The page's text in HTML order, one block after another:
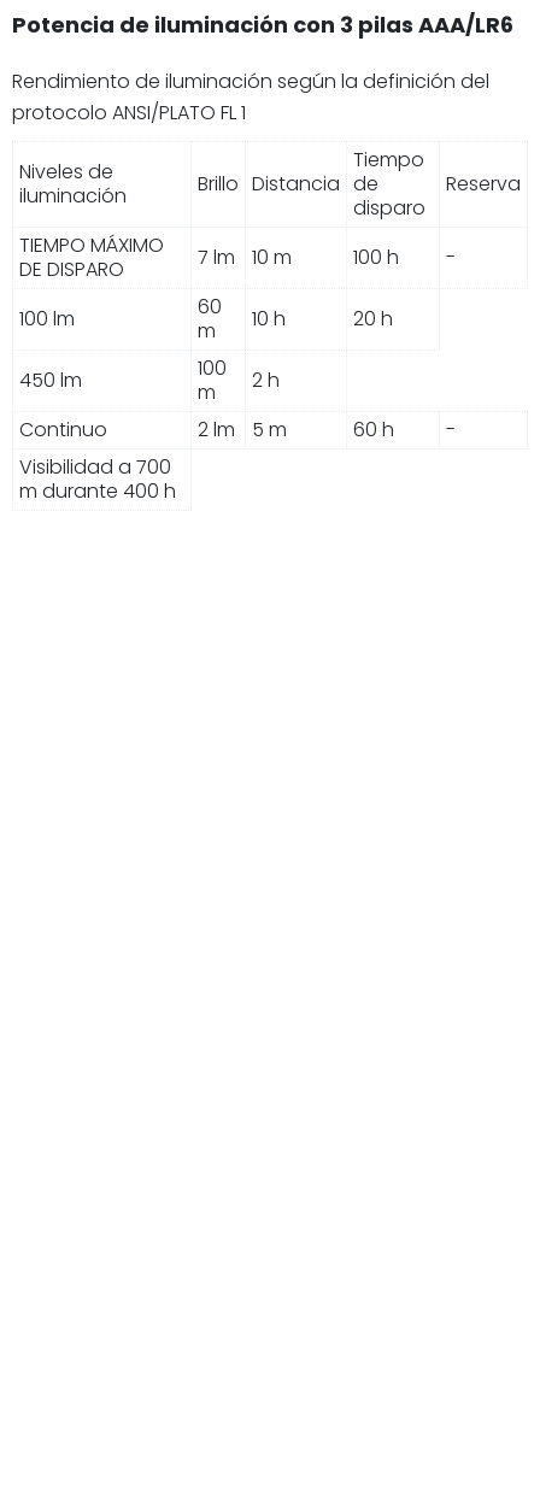
Potencia de iluminación con 3 pilas AAA/LR6
Rendimiento de iluminación según la definición del
protocolo ANSI/PLATO FL 1
Niveles de
iluminación
Brillo Distancia
Tiempo
de
disparo
Reserva
TIEMPO MÁXIMO
DE DISPARO
7 lm 10 m 100 h -
100 lm
60
m
10 h 20 h
450 lm
100
m
2 h
Continuo
2 lm 5 m 60 h
-
Visibilidad a 700
m durante 400 h